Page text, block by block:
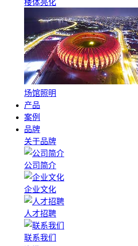
楼体亮化
场馆照明
产品
案例
品牌
关于品牌
公司简介
企业文化
人才招聘
联系我们